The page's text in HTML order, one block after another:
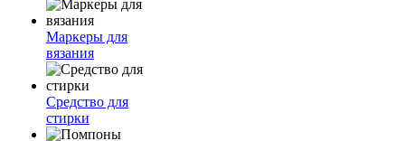
Маркеры для
вязания
Средство для
стирки